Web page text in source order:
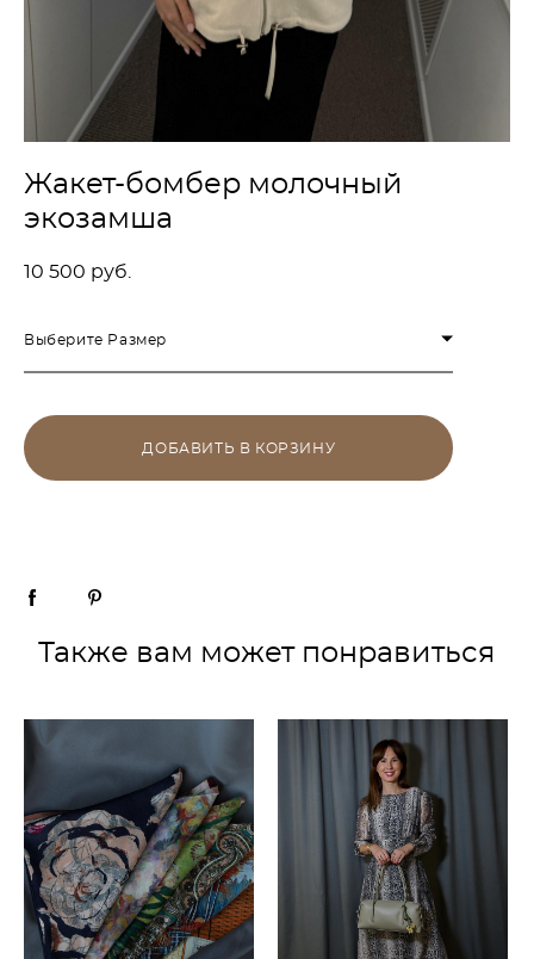
Жакет-бомбер молочный
экозамша
10 500 pуб.
Выберите Размер
ДОБАВИТЬ В КОРЗИНУ
Также вам может понравиться